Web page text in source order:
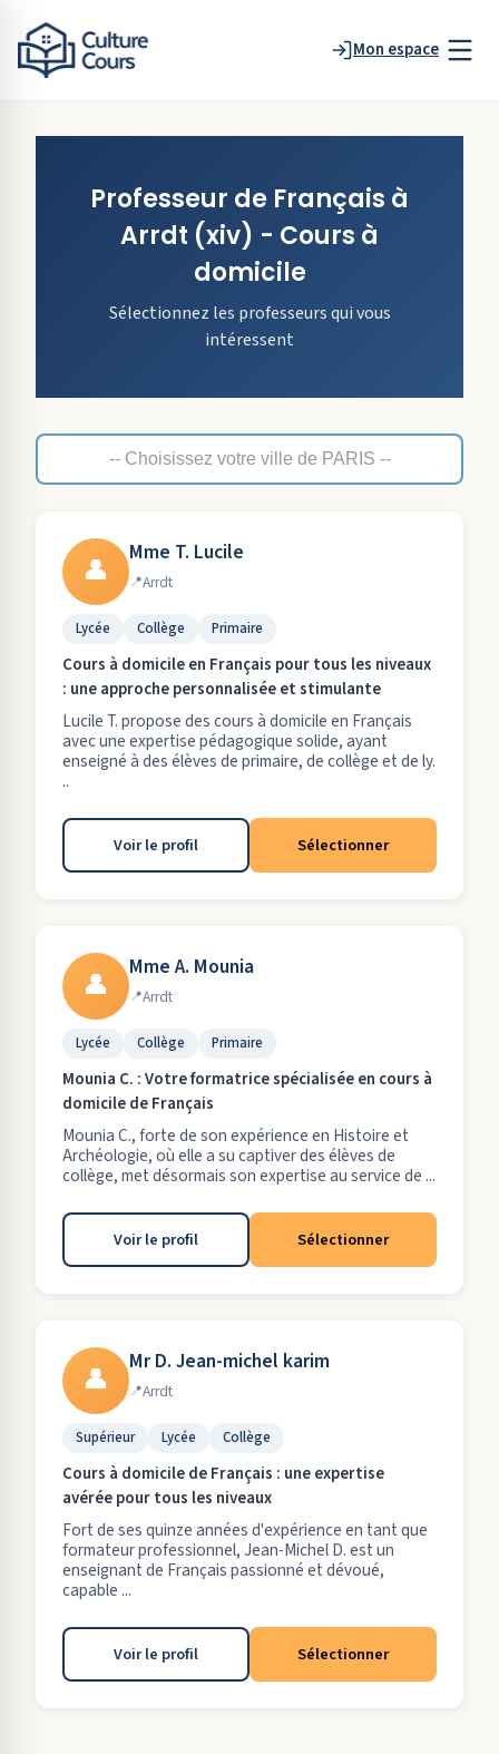
Mon espace
Professeur de Français à
Arrdt (xiv) - Cours à
domicile
Sélectionnez les professeurs qui vous
intéressent
👤 Mme T. Lucile
Arrdt
Lycée Collège Primaire
Cours à domicile en Français pour tous les niveaux
: une approche personnalisée et stimulante
Lucile T. propose des cours à domicile en Français
avec une expertise pédagogique solide, ayant
enseigné à des élèves de primaire, de collège et de ly.
..
Voir le profil Sélectionner
👤 Mme A. Mounia
Arrdt
Lycée Collège Primaire
Mounia C. : Votre formatrice spécialisée en cours à
domicile de Français
Mounia C., forte de son expérience en Histoire et
Archéologie, où elle a su captiver des élèves de
collège, met désormais son expertise au service de ...
Voir le profil Sélectionner
👤 Mr D. Jean-michel karim
Arrdt
Supérieur Lycée Collège
Cours à domicile de Français : une expertise
avérée pour tous les niveaux
Fort de ses quinze années d'expérience en tant que
formateur professionnel, Jean-Michel D. est un
enseignant de Français passionné et dévoué,
capable ...
Voir le profil Sélectionner